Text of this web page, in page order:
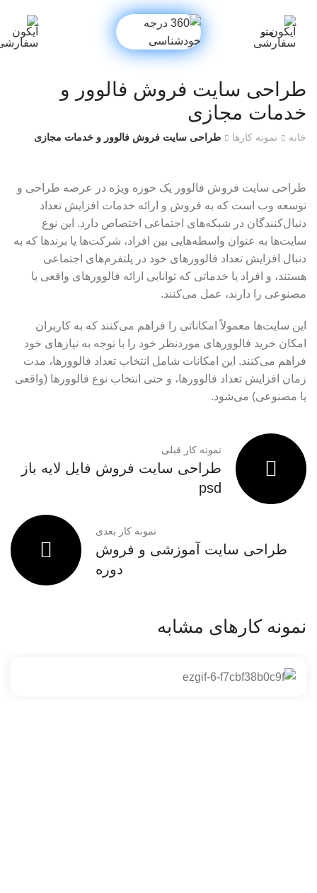
منو
طراحی سایت فروش فالوور و
خدمات مجازی
خانه نمونه کارها طراحی سایت فروش فالوور و خدمات مجازی
طراحی سایت فروش فالوور یک حوزه ویژه در عرصه طراحی و
توسعه وب است که به فروش و ارائه خدمات افزایش تعداد
دنبال‌کنندگان در شبکه‌های اجتماعی اختصاص دارد. این نوع
سایت‌ها به عنوان واسطه‌هایی بین افراد، شرکت‌ها یا برندها که به
دنبال افزایش تعداد فالوورهای خود در پلتفرم‌های اجتماعی
هستند، و افراد یا خدماتی که توانایی ارائه فالوورهای واقعی یا
مصنوعی را دارند، عمل می‌کنند.
این سایت‌ها معمولاً امکاناتی را فراهم می‌کنند که به کاربران
امکان خرید فالوورهای موردنظر خود را با توجه به نیازهای خود
فراهم می‌کنند. این امکانات شامل انتخاب تعداد فالوورها، مدت
زمان افزایش تعداد فالوورها، و حتی انتخاب نوع فالوورها (واقعی
یا مصنوعی) می‌شود.
نمونه کار قبلی
طراحی سایت فروش فایل لایه باز
psd
نمونه کار بعدی
طراحی سایت آموزشی و فروش
دوره
نمونه کارهای مشابه